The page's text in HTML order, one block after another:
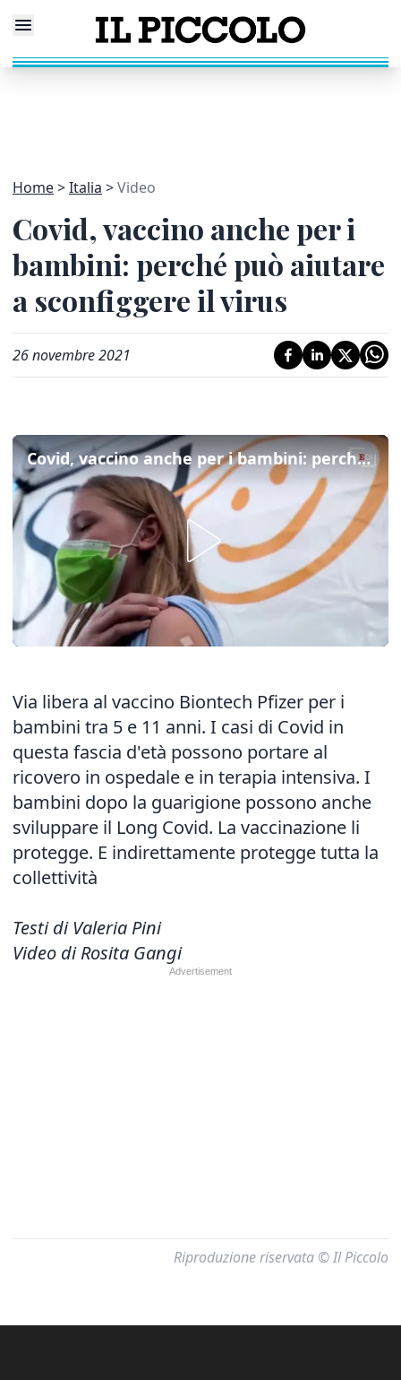
Home Italia Video
Covid, vaccino anche per i
bambini: perché può aiutare
a sconfiggere il virus
26 novembre 2021
Covid, vaccino anche per i bambini: perché può aiutare a sconfiggere il virus
Via libera al vaccino Biontech Pfizer per i
bambini tra 5 e 11 anni. I casi di Covid in
questa fascia d'età possono portare al
ricovero in ospedale e in terapia intensiva. I
bambini dopo la guarigione possono anche
sviluppare il Long Covid. La vaccinazione li
protegge. E indirettamente protegge tutta la
collettività
Testi di Valeria Pini
Video di Rosita Gangi
Riproduzione riservata © Il Piccolo